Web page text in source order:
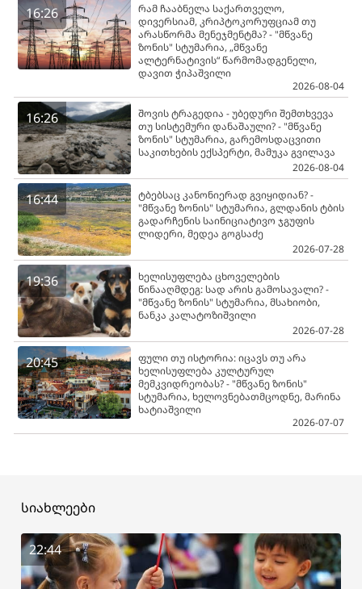
16:26
რამ ჩააბნელა საქართველო,
დივერსიამ, კრიპტოკორუფციამ თუ
არასწორმა მენეჯმენტმა? - "მწვანე
ზონის" სტუმარია, „მწვანე
ალტერნატივის“ წარმომადგენელი,
დავით ჭიპაშვილი
2026-08-04
16:26
შოვის ტრაგედია - უბედური შემთხვევა
თუ სისტემური დანაშაული? - "მწვანე
ზონის" სტუმარია, გარემოსდაცვითი
საკითხების ექსპერტი, მამუკა გვილავა
2026-08-04
16:44
ტბებსაც კანონიერად გვიყიდიან? -
"მწვანე ზონის" სტუმარია, გლდანის ტბის
გადარჩენის საინიციატივო ჯგუფის
ლიდერი, მედეა გოგსაძე
2026-07-28
19:36
ხელისუფლება ცხოველების
წინააღმდეგ: სად არის გამოსავალი? -
"მწვანე ზონის" სტუმარია, მსახიობი,
ნანკა კალატოზიშვილი
2026-07-28
20:45
ფული თუ ისტორია: იცავს თუ არა
ხელისუფლება კულტურულ
მემკვიდრეობას? - "მწვანე ზონის"
სტუმარია, ხელოვნებათმცოდნე, მარინა
ხატიაშვილი
2026-07-07
სიახლეები
22:44